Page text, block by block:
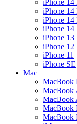
iPhone 14
iPhone 14
iPhone 14
iPhone 14
iPhone 13
iPhone 12
iPhone 11
iPhone SE
Mac
MacBook
MacBook
MacBook
MacBook
MacBook